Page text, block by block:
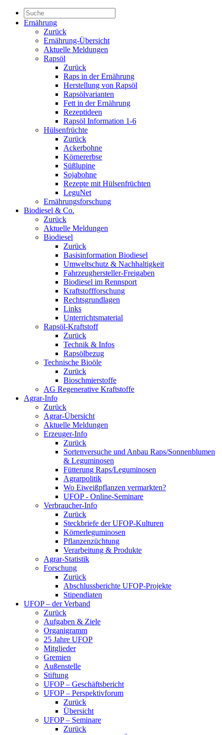
Ernährung
Zurück
Ernährung-Übersicht
Aktuelle Meldungen
Rapsöl
Zurück
Raps in der Ernährung
Herstellung von Rapsöl
Rapsölvarianten
Fett in der Ernährung
Rezeptideen
Rapsöl Information 1-6
Hülsenfrüchte
Zurück
Ackerbohne
Körnererbse
Süßlupine
Sojabohne
Rezepte mit Hülsenfrüchten
LeguNet
Ernährungsforschung
Biodiesel & Co.
Zurück
Aktuelle Meldungen
Biodiesel
Zurück
Basisinformation Biodiesel
Umweltschutz & Nachhaltigkeit
Fahrzeughersteller-Freigaben
Biodiesel im Rennsport
Kraftstoffforschung
Rechtsgrundlagen
Links
Unterrichtsmaterial
Rapsöl-Kraftstoff
Zurück
Technik & Infos
Rapsölbezug
Technische Bioöle
Zurück
Bioschmierstoffe
AG Regenerative Kraftstoffe
Agrar-Info
Zurück
Agrar-Übersicht
Aktuelle Meldungen
Erzeuger-Info
Zurück
Sortenversuche und Anbau Raps/Sonnenblumen
& Leguminosen
Fütterung Raps/Leguminosen
Agrarpolitik
Wo Eiweißpflanzen vermarkten?
UFOP - Online-Seminare
Verbraucher-Info
Zurück
Steckbriefe der UFOP-Kulturen
Körnerleguminosen
Pflanzenzüchtung
Verarbeitung & Produkte
Agrar-Statistik
Forschung
Zurück
Abschlussberichte UFOP-Projekte
Stipendiaten
UFOP – der Verband
Zurück
Aufgaben & Ziele
Organigramm
25 Jahre UFOP
Mitglieder
Gremien
Außenstelle
Stiftung
UFOP – Geschäftsbericht
UFOP – Perspektivforum
Zurück
Übersicht
UFOP – Seminare
Zurück